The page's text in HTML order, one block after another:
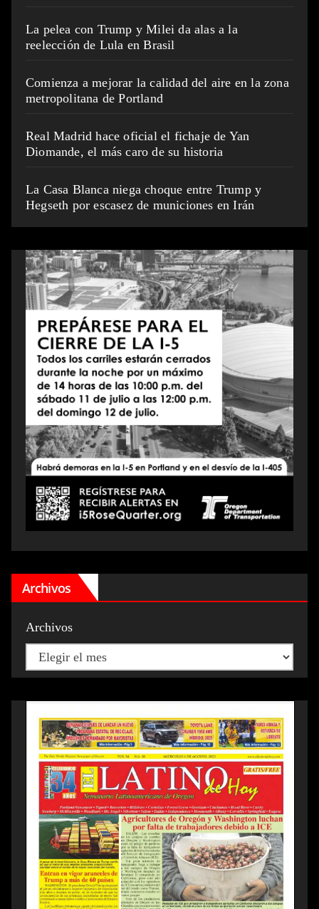
La pelea con Trump y Milei da alas a la
reelección de Lula en Brasil
Comienza a mejorar la calidad del aire en la zona
metropolitana de Portland
Real Madrid hace oficial el fichaje de Yan
Diomande, el más caro de su historia
La Casa Blanca niega choque entre Trump y
Hegseth por escasez de municiones en Irán
Archivos
Archivos